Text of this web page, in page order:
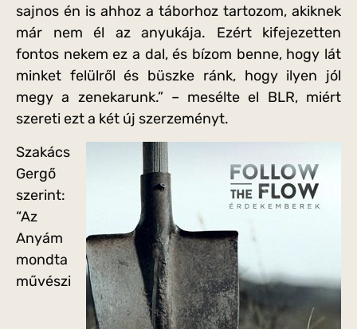
sajnos én is ahhoz a táborhoz tartozom, akiknek
már nem él az anyukája. Ezért kifejezetten
fontos nekem ez a dal, és bízom benne, hogy lát
minket felülről és büszke ránk, hogy ilyen jól
megy a zenekarunk.” – mesélte el BLR, miért
szereti ezt a két új szerzeményt.
Szakács
Gergő
szerint:
“Az
Anyám
mondta
művészi